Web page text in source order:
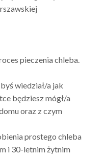
pieczenia chleba.
wiedział/a jak
będziesz mógł/a
oraz z czym
prostego chleba
i 30-letnim żytnim